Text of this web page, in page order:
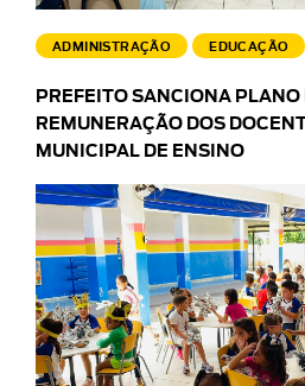
ADMINISTRAÇÃO EDUCAÇÃO
PREFEITO SANCIONA PLANO
REMUNERAÇÃO DOS
MUNICIPAL DE ENSINO